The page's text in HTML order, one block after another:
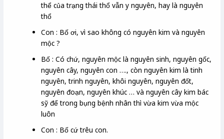
thể của trạng thái thổ vẫn y nguyên, hay là nguyên
thổ
Con : Bố ơi, vì sao không có nguyên kim và nguyên
mộc ?
Bố : Có chứ, nguyên mộc là nguyên sinh, nguyên gốc,
nguyên cây, nguyên con …., còn nguyên kim là tinh
nguyên, trinh nguyên, khôi nguyên, nguyên đốt,
nguyên đoạn, nguyên khúc … và nguyên cây kim bác
sỹ để trong bụng bệnh nhân thì vừa kim vừa mộc
luôn
Con : Bố cứ trêu con.